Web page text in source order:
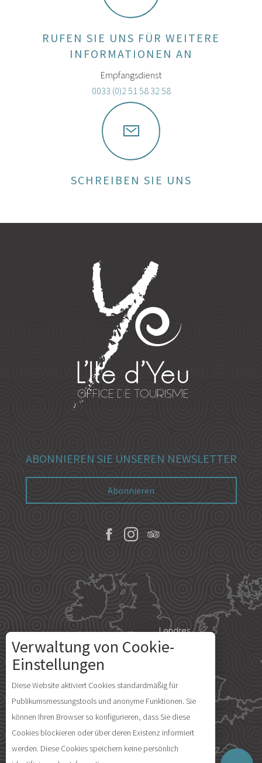
Beschreibung
Preise
Zeitplan
Lageplan
RUFEN SIE UNS FÜR WEITERE
INFORMATIONEN AN
Empfangsdienst
0033 (0)2 51 58 32 58
SCHREIBEN SIE UNS
ABONNIEREN SIE UNSEREN NEWSLETTER
Abonnieren
Londres
Île d'Yeu
Verwaltung von Cookie-
Einstellungen
Diese Website aktiviert Cookies standardmäßig für
Publikumsmessungstools und anonyme Funktionen. Sie
können Ihren Browser so konfigurieren, dass Sie diese
Cookies blockieren oder über deren Existenz informiert
werden. Diese Cookies speichern keine persönlich